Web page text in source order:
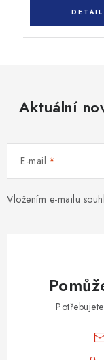
Aktuální
E-mail
Vložením e-mailu